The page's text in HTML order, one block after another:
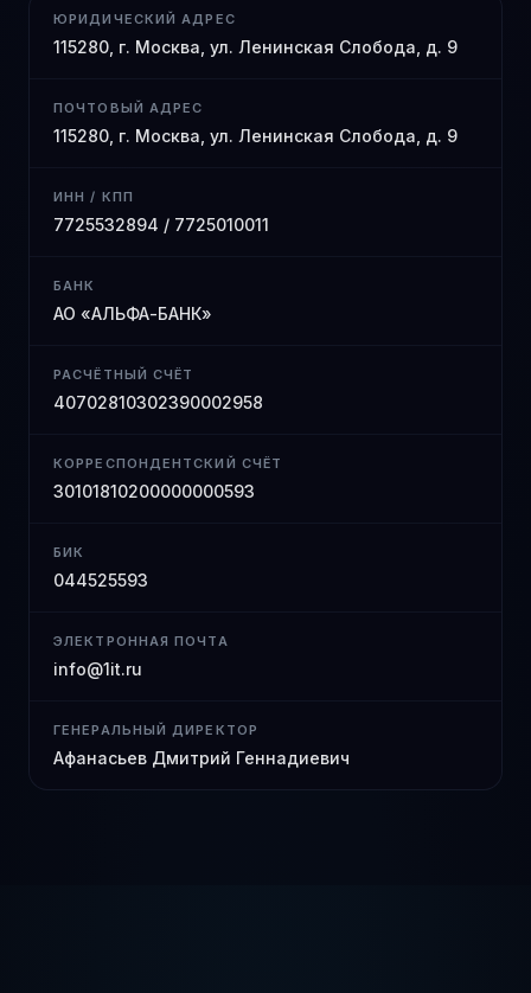
ЮРИДИЧЕСКИЙ АДРЕС
115280, г. Москва, ул. Ленинская Слобода, д. 9
ПОЧТОВЫЙ АДРЕС
115280, г. Москва, ул. Ленинская Слобода, д. 9
ИНН / КПП
7725532894 / 7725010011
БАНК
АО «АЛЬФА-БАНК»
РАСЧЁТНЫЙ СЧЁТ
40702810302390002958
КОРРЕСПОНДЕНТСКИЙ СЧЁТ
30101810200000000593
БИК
044525593
ЭЛЕКТРОННАЯ ПОЧТА
info@1it.ru
ГЕНЕРАЛЬНЫЙ ДИРЕКТОР
Афанасьев Дмитрий Геннадиевич